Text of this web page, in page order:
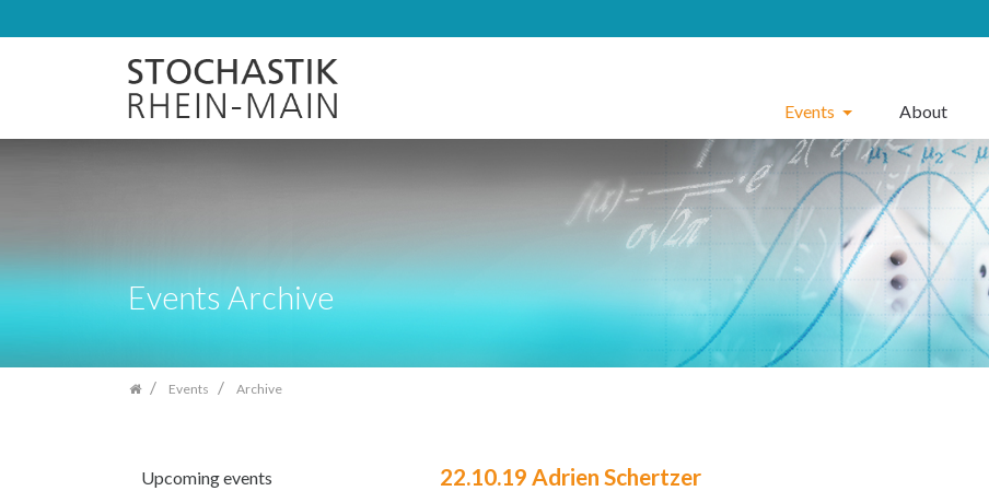
navigation
Events About
Events Archive
Events Archive
Upcoming events
22.10.19 Adrien Schertzer